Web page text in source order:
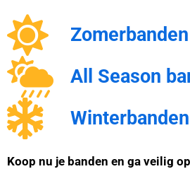
Zomerbanden
All Season
Winterbanden
Koop nu je banden en ga veilig